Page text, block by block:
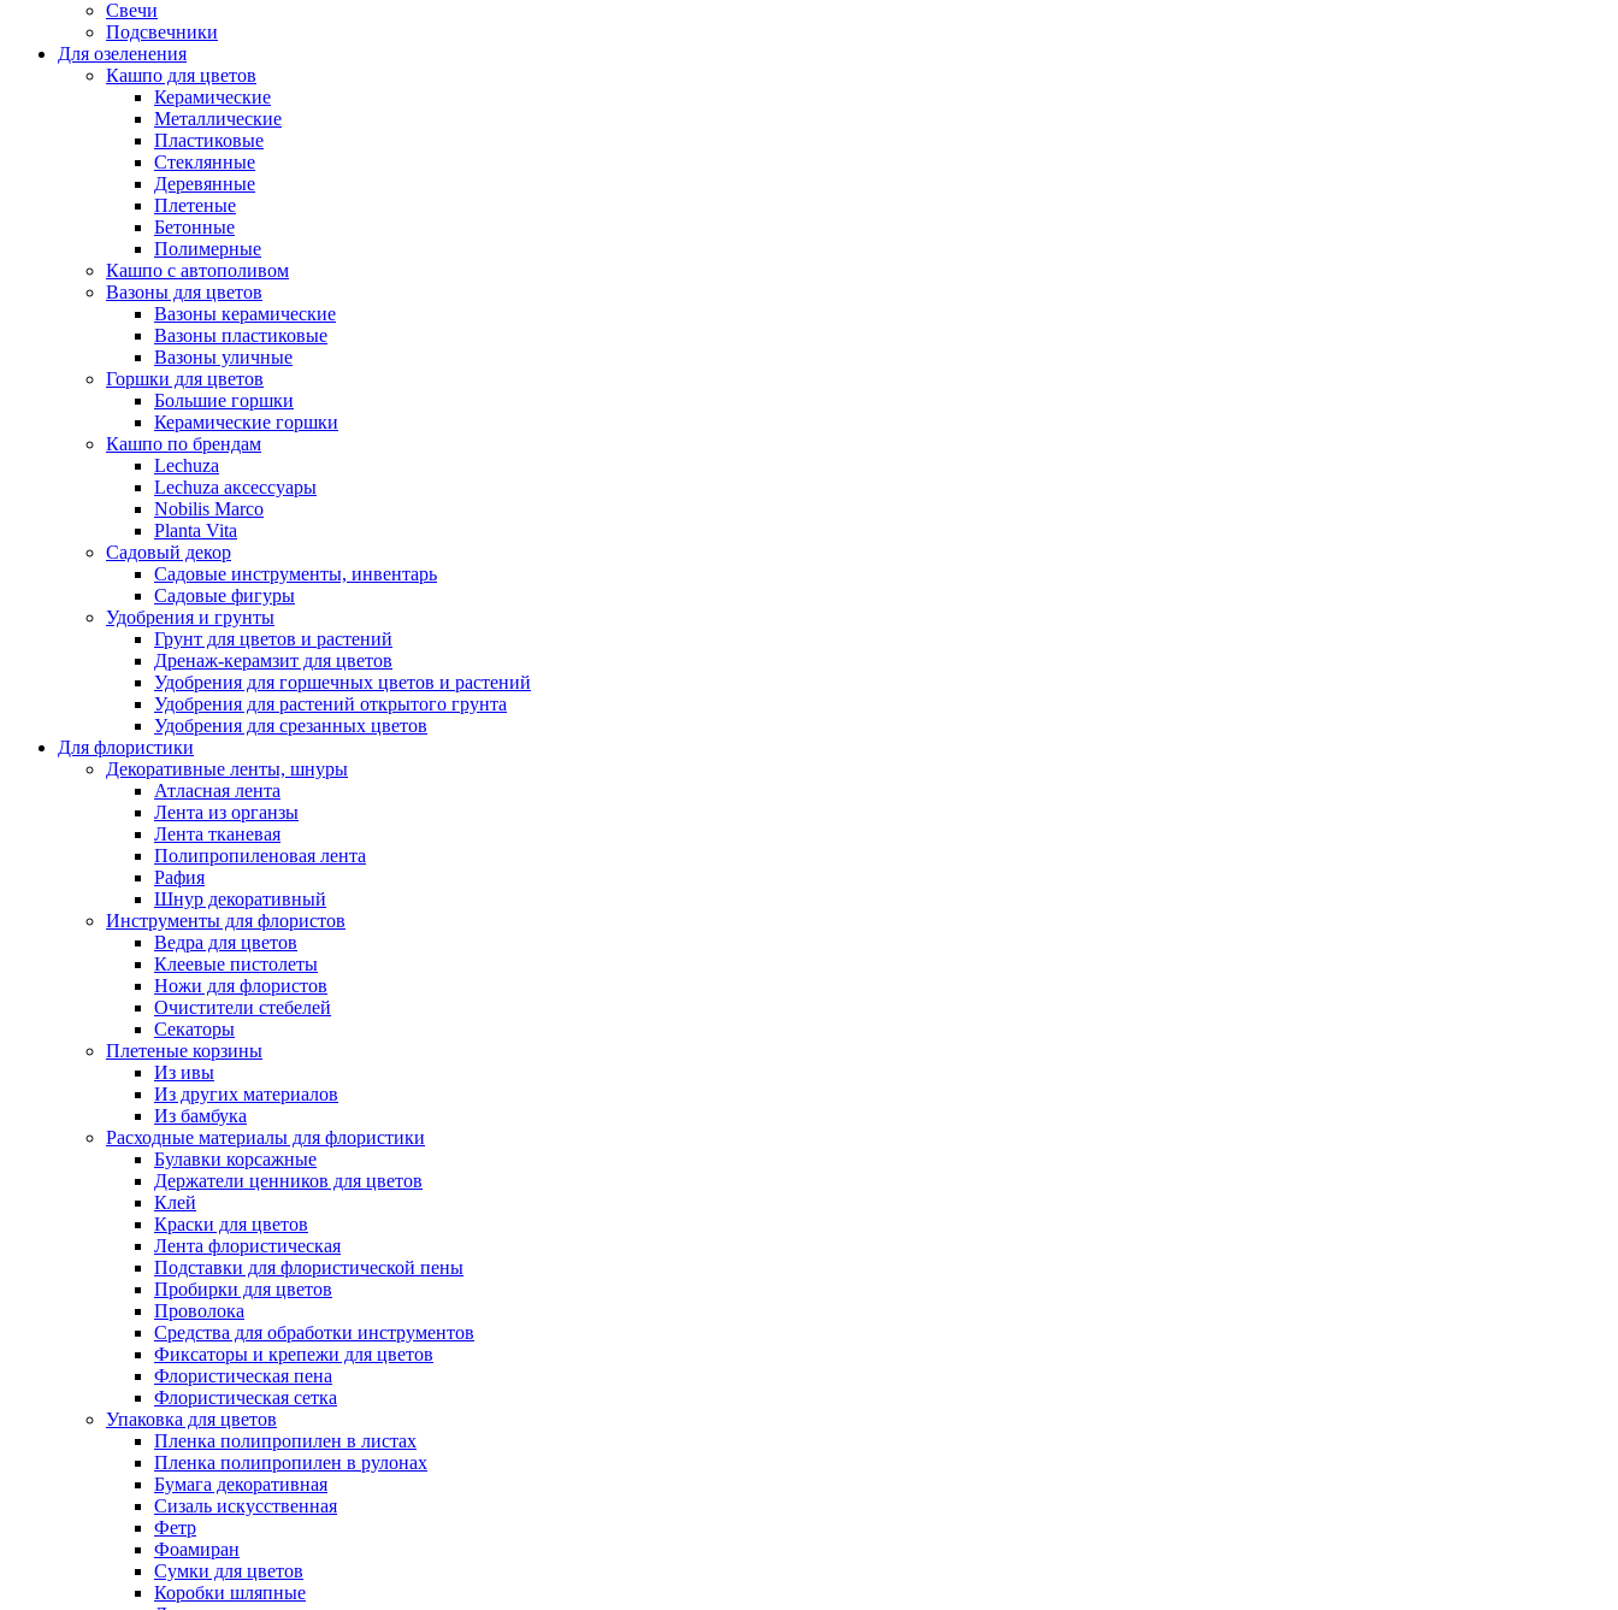
Свечи
Подсвечники
Для озеленения
Кашпо для цветов
Керамические
Металлические
Пластиковые
Стеклянные
Деревянные
Плетеные
Бетонные
Полимерные
Кашпо с автополивом
Вазоны для цветов
Вазоны керамические
Вазоны пластиковые
Вазоны уличные
Горшки для цветов
Большие горшки
Керамические горшки
Кашпо по брендам
Lechuza
Lechuza аксессуары
Nobilis Marco
Planta Vita
Садовый декор
Садовые инструменты, инвентарь
Садовые фигуры
Удобрения и грунты
Грунт для цветов и растений
Дренаж-керамзит для цветов
Удобрения для горшечных цветов и растений
Удобрения для растений открытого грунта
Удобрения для срезанных цветов
Для флористики
Декоративные ленты, шнуры
Атласная лента
Лента из органзы
Лента тканевая
Полипропиленовая лента
Рафия
Шнур декоративный
Инструменты для флористов
Ведра для цветов
Клеевые пистолеты
Ножи для флористов
Очистители стебелей
Секаторы
Плетеные корзины
Из ивы
Из других материалов
Из бамбука
Расходные материалы для флористики
Булавки корсажные
Держатели ценников для цветов
Клей
Краски для цветов
Лента флористическая
Подставки для флористической пены
Пробирки для цветов
Проволока
Средства для обработки инструментов
Фиксаторы и крепежи для цветов
Флористическая пена
Флористическая сетка
Упаковка для цветов
Пленка полипропилен в листах
Пленка полипропилен в рулонах
Бумага декоративная
Сизаль искусственная
Фетр
Фоамиран
Сумки для цветов
Коробки шляпные